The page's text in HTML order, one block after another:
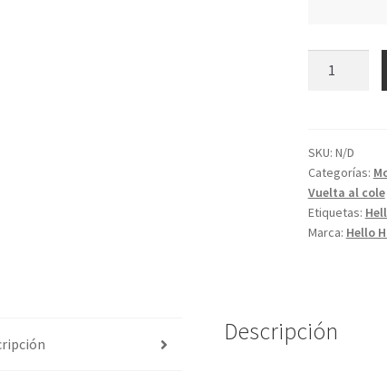
SKU: N/D
Categorías:
Vuelta al cole
Etiquetas:
Marca: Hello
Descripción